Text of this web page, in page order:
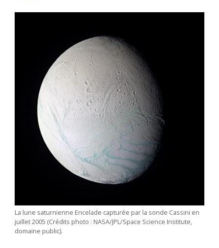
La lune saturnienne Encelade capturée par la sonde Cassini en
juillet 2005 (Crédits photo : NASA/JPL/Space Science Institute,
domaine public).